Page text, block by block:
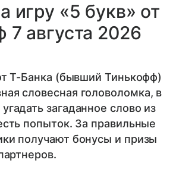
игру «5 букв» от
7 августа 2026
Т-Банка (бывший Тинькофф)
словесная головоломка, в
загаданное слово из
попыток. За правильные
получают бонусы и призы